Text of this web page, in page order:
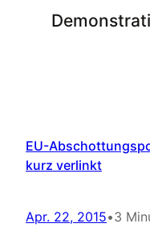
EU-
kurz verlinkt
Apr. 22, 2015•3